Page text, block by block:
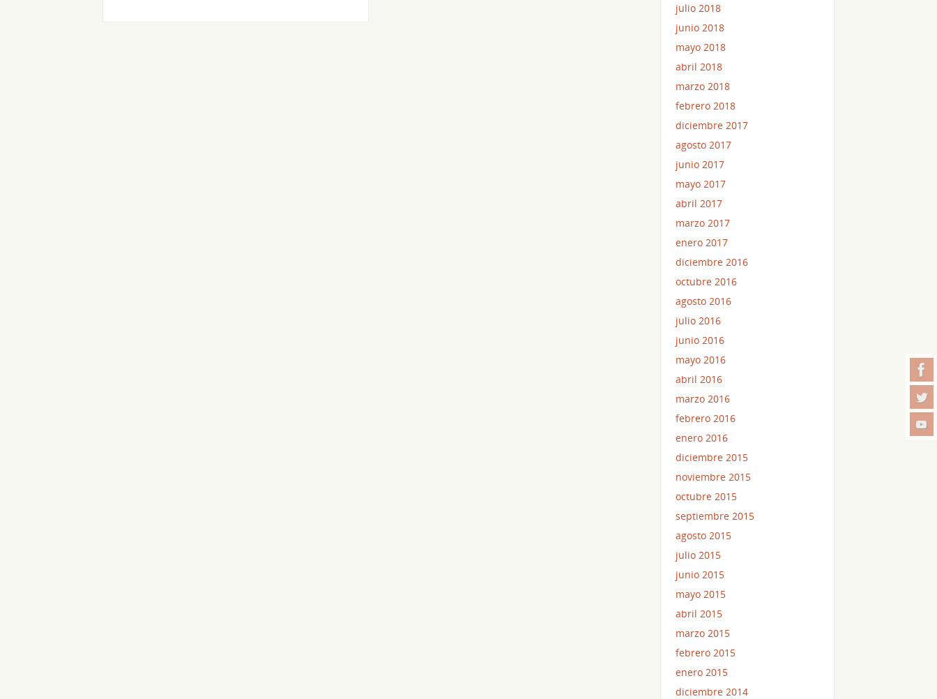
julio 2018
junio 2018
mayo 2018
abril 2018
marzo 2018
febrero 2018
diciembre 2017
agosto 2017
junio 2017
mayo 2017
abril 2017
marzo 2017
enero 2017
diciembre 2016
octubre 2016
agosto 2016
julio 2016
junio 2016
mayo 2016
abril 2016
marzo 2016
febrero 2016
enero 2016
diciembre 2015
noviembre 2015
octubre 2015
septiembre 2015
agosto 2015
julio 2015
junio 2015
mayo 2015
abril 2015
marzo 2015
febrero 2015
enero 2015
diciembre 2014